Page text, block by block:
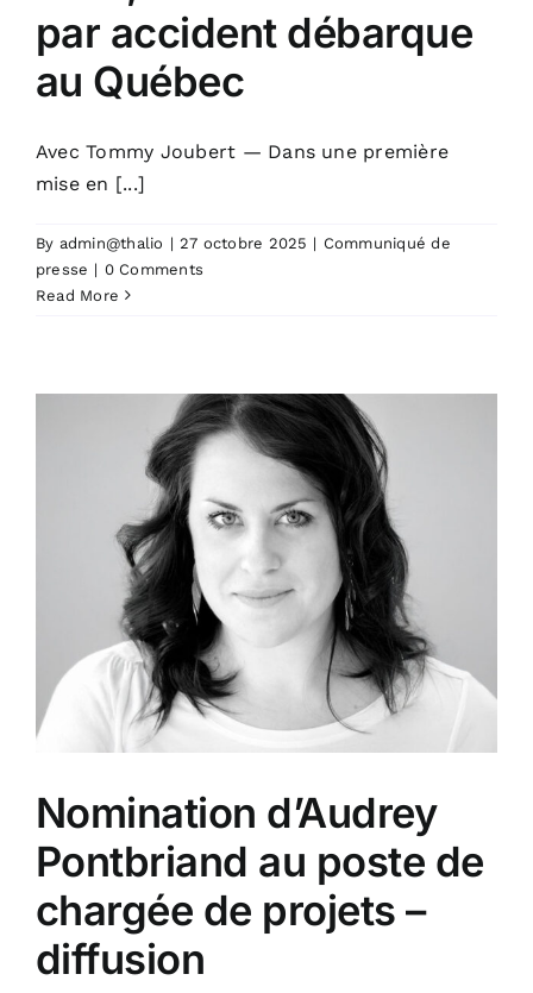
par accident débarque
au Québec
Avec Tommy Joubert — Dans une première
mise en [...]
By admin@thalio | 27 octobre 2025 | Communiqué de
presse | 0 Comments
Read More
Nomination d’Audrey
Pontbriand au poste de
chargée de projets –
diffusion